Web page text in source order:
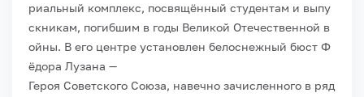
риальный комплекс, посвящённый студентам и выпу
скникам, погибшим в годы Великой Отечественной в
ойны. В его центре установлен белоснежный бюст Ф
ёдора Лузана —
Героя Советского Союза, навечно зачисленного в ряд